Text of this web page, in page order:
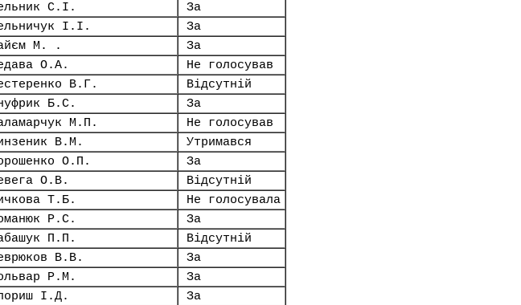
С.І.
За
І.І.
За
М. .
За
О.А.
Не голосував
В.Г.
Відсутній
Б.С.
За
М.П.
Не голосував
В.М.
Утримався
О.П.
За
О.В.
Відсутній
Т.Б.
Не голосувала
Р.С.
За
П.П.
Відсутній
В.В.
За
Р.М.
За
І.Д.
За